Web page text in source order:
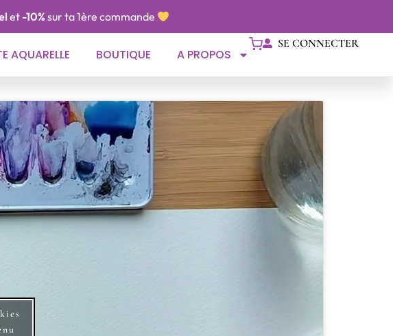
et -10% sur ta 1ère commande
AQUARELLE BOUTIQUE A PROPOS
SE CONNECTER